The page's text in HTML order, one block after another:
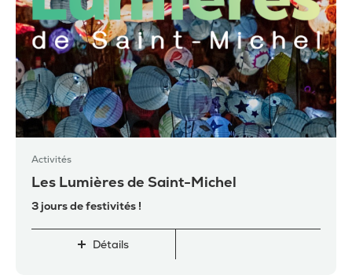
Activités
Les Lumières de Saint-Michel
3 jours de festivités !
Détails